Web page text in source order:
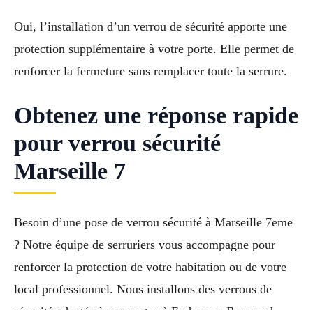
Oui, l’installation d’un verrou de sécurité apporte une
protection supplémentaire à votre porte. Elle permet de
renforcer la fermeture sans remplacer toute la serrure.
Obtenez une réponse rapide
pour verrou sécurité
Marseille 7
Besoin d’une pose de verrou sécurité à Marseille 7eme
? Notre équipe de serruriers vous accompagne pour
renforcer la protection de votre habitation ou de votre
local professionnel. Nous installons des verrous de